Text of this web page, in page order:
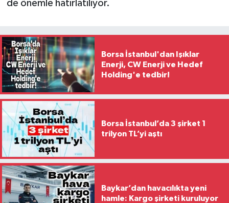
de önemle hatırlatılıyor.
Borsa İstanbul'dan Işıklar
Enerji, CW Enerji ve Hedef
Holding'e tedbir!
Borsa İstanbul’da 3 şirket 1
trilyon TL’yi aştı
Baykar’dan havacılıkta yeni
hamle: Kargo şirketi kuruluyor